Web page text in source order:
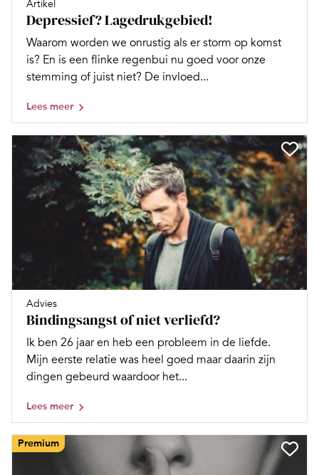
Artikel
Depressief? Lagedrukgebied!
Waarom worden we onrustig als er storm op komst
is? En is een flinke regenbui nu goed voor onze
stemming of juist niet? De invloed...
Lees meer
Advies
Bindingsangst of niet verliefd?
Ik ben 26 jaar en heb een probleem in de liefde.
Mijn eerste relatie was heel goed maar daarin zijn
dingen gebeurd waardoor het...
Lees meer
Premium